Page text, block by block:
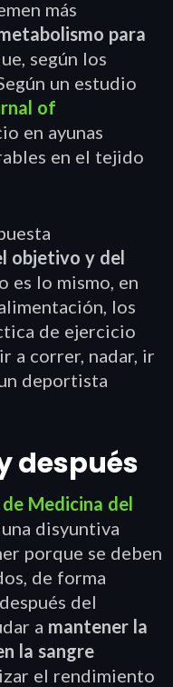
más
para
según los
un estudio
of
en ayunas
en el tejido
objetivo y del
es lo mismo, en
los
de ejercicio
a correr, nadar, ir
deportista
después
Medicina del
disyuntiva
porque se deben
de forma
del
a mantener la
la sangre
el rendimiento